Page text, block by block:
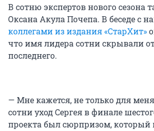
В сотню экспертов нового сезона
Оксана Акула Почепа. В беседе с
коллегами из издания «СтарХит»
что имя лидера сотни скрывали
последнего.
— Мне кажется, не только для
сотни уход Сергея в финале
проекта был сюрпризом, который